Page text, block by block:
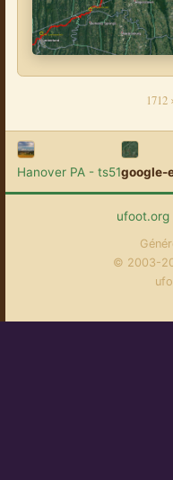
Hanover PA - ts51google-
ufoot.org
© 2003-